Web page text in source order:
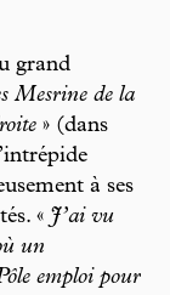
grand
Mesrine de la
» (dans
à ses
« J’ai vu
un
emploi pour